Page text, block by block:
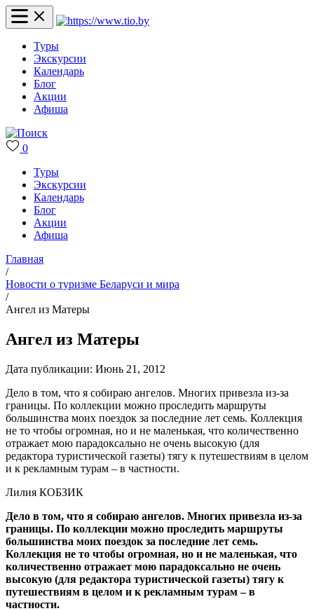
Туры
Экскурсии
Календарь
Блог
Акции
Афиша
0
Туры
Экскурсии
Календарь
Блог
Акции
Афиша
Главная
/
Новости о туризме Беларуси и мира
/
Ангел из Матеры
Ангел из Матеры
Дата публикации: Июнь 21, 2012
Дело в том, что я собираю ангелов. Многих привезла из-за
границы. По коллекции можно проследить маршруты
большинства моих поездок за последние лет семь. Коллекция
не то чтобы огромная, но и не маленькая, что количественно
отражает мою парадоксально не очень высокую (для
редактора туристической газеты) тягу к путешествиям в целом
и к рекламным турам – в частности.
Лилия КОБЗИК
Дело в том, что я собираю ангелов. Многих привезла из-за
границы. По коллекции можно проследить маршруты
большинства моих поездок за последние лет семь.
Коллекция не то чтобы огромная, но и не маленькая, что
количественно отражает мою парадоксально не очень
высокую (для редактора туристической газеты) тягу к
путешествиям в целом и к рекламным турам – в
частности.